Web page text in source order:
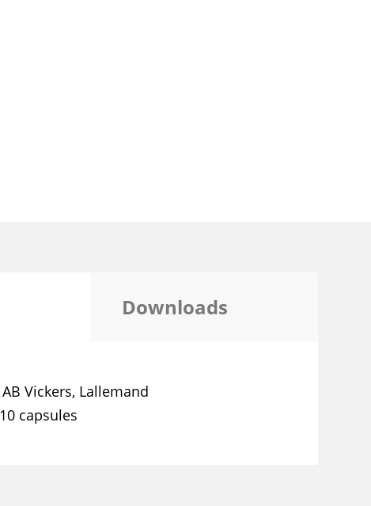
Downloads
AB Vickers, Lallemand
10 capsules